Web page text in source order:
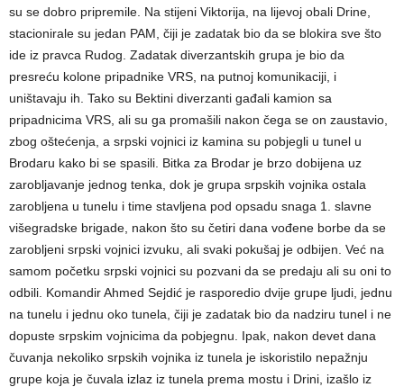
su se dobro pripremile. Na stijeni Viktorija, na lijevoj obali Drine,
stacionirale su jedan PAM, čiji je zadatak bio da se blokira sve što
ide iz pravca Rudog. Zadatak diverzantskih grupa je bio da
presreću kolone pripadnike VRS, na putnoj komunikaciji, i
uništavaju ih. Tako su Bektini diverzanti gađali kamion sa
pripadnicima VRS, ali su ga promašili nakon čega se on zaustavio,
zbog oštećenja, a srpski vojnici iz kamina su pobjegli u tunel u
Brodaru kako bi se spasili. Bitka za Brodar je brzo dobijena uz
zarobljavanje jednog tenka, dok je grupa srpskih vojnika ostala
zarobljena u tunelu i time stavljena pod opsadu snaga 1. slavne
višegradske brigade, nakon što su četiri dana vođene borbe da se
zarobljeni srpski vojnici izvuku, ali svaki pokušaj je odbijen. Već na
samom početku srpski vojnici su pozvani da se predaju ali su oni to
odbili. Komandir Ahmed Sejdić je rasporedio dvije grupe ljudi, jednu
na tunelu i jednu oko tunela, čiji je zadatak bio da nadziru tunel i ne
dopuste srpskim vojnicima da pobjegnu. Ipak, nakon devet dana
čuvanja nekoliko srpskih vojnika iz tunela je iskoristilo nepažnju
grupe koja je čuvala izlaz iz tunela prema mostu i Drini, izašlo iz